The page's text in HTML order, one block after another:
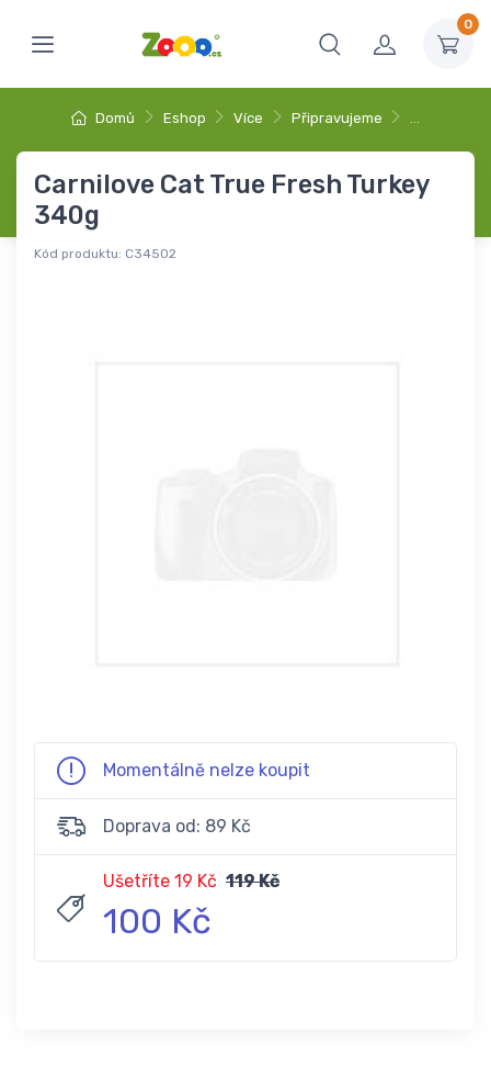
0
Domů Eshop Více Připravujeme …
Carnilove Cat True Fresh Turkey
340g
Kód produktu: C34502
Momentálně nelze koupit
Doprava od: 89 Kč
Ušetříte 19 Kč 119 Kč
100 Kč